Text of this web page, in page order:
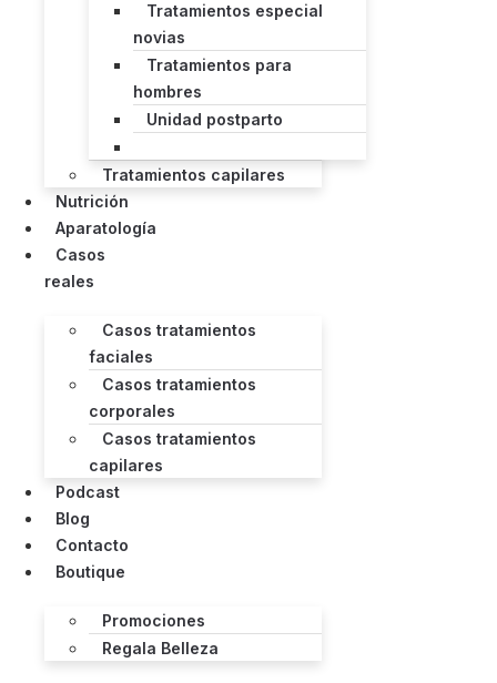
Tratamientos especial
novias
Tratamientos para
hombres
Unidad postparto
Tratamientos capilares
Nutrición
Aparatología
Casos
reales
Casos tratamientos
faciales
Casos tratamientos
corporales
Casos tratamientos
capilares
Podcast
Blog
Contacto
Boutique
Promociones
Regala Belleza